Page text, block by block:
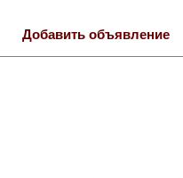
Добавить объявление